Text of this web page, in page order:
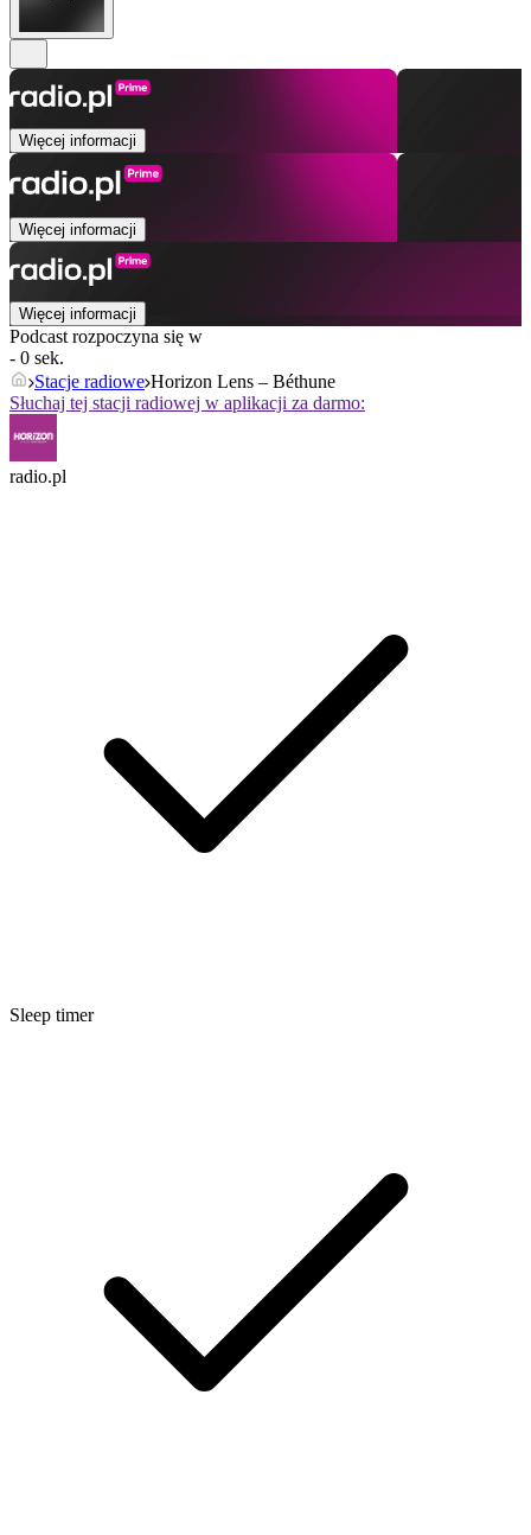
Więcej informacji
Więcej informacji
Więcej informacji
Podcast rozpoczyna się w
- 0 sek.
Stacje radiowe Horizon Lens – Béthune
Słuchaj tej stacji radiowej w aplikacji za darmo:
radio.pl
Sleep timer